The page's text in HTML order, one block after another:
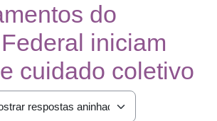
do
iniciam
cuidado coletivo
de visualização